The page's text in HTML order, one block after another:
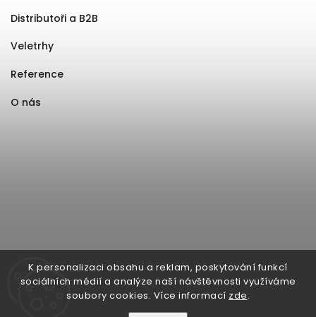
K personalizaci obsahu a reklam, poskytování funkcí
sociálních médií a analýze naší návštěvnosti využíváme
soubory cookies. Více informací zde.
Distributoři a B2B
Veletrhy
Reference
O nás